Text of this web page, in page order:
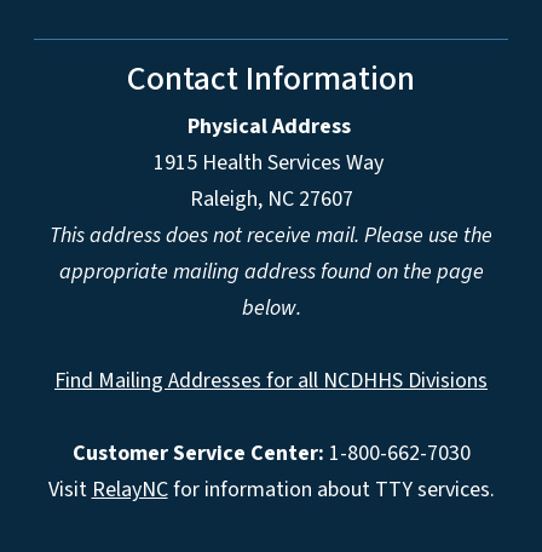
Contact Information
Physical Address
1915 Health Services Way
Raleigh, NC 27607
This address does not receive mail. Please use the
appropriate mailing address found on the page
below.
Find Mailing Addresses for all NCDHHS Divisions
Customer Service Center: 1-800-662-7030
VisitRelayNCfor information about TTY services.